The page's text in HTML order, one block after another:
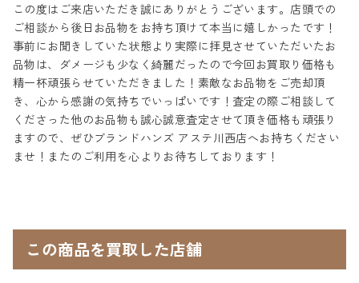
この度はご来店いただき誠にありがとうございます。店頭での
ご相談から後日お品物をお持ち頂けて本当に嬉しかったです！
事前にお聞きしていた状態より実際に拝見させていただいたお
品物は、ダメージも少なく綺麗だったので今回お買取り価格も
精一杯頑張らせていただきました！素敵なお品物をご売却頂
き、心から感謝の気持ちでいっぱいです！査定の際ご相談して
くださった他のお品物も誠心誠意査定させて頂き価格も頑張り
ますので、ぜひブランドハンズ アステ川西店へお持ちください
ませ！またのご利用を心よりお待ちしております！
この商品を買取した店舗